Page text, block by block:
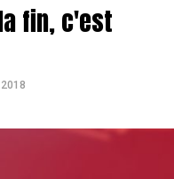
fin, c'est